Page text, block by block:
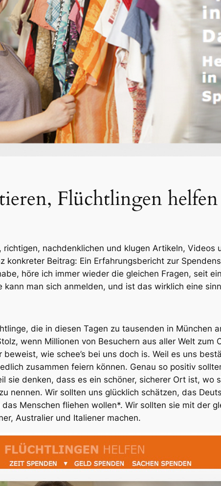
Flüchtlingen
richtigen, nachdenklichen und klugen Artikeln, Videos
konkreter Beitrag: Ein Erfahrungsbericht zur
höre ich immer wieder die gleichen Fragen, seit
man sich anmelden, und ist das wirklich eine
die in diesen Tagen zu tausenden in München
wenn Millionen von Besuchern aus aller Welt
wie schee’s bei uns doch is. Weil es uns
zusammen feiern können. Genau so positiv
sie denken, dass es ein schöner, sicherer Ort ist,
nennen. Wir sollten uns glücklich schätzen, das
Menschen fliehen wollen*. Wir sollten sie mit der
Australier und Italiener machen.